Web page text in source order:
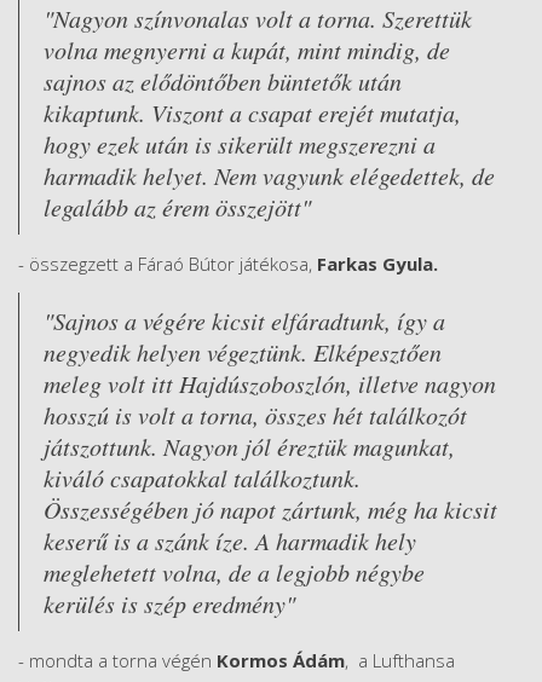
"Nagyon színvonalas volt a torna. Szerettük
volna megnyerni a kupát, mint mindig, de
sajnos az elődöntőben büntetők után
kikaptunk. Viszont a csapat erejét mutatja,
hogy ezek után is sikerült megszerezni a
harmadik helyet. Nem vagyunk elégedettek, de
legalább az érem összejött"
- összegzett a Fáraó Bútor játékosa, Farkas Gyula.
"Sajnos a végére kicsit elfáradtunk, így a
negyedik helyen végeztünk. Elképesztően
meleg volt itt Hajdúszoboszlón, illetve nagyon
hosszú is volt a torna, összes hét találkozót
játszottunk. Nagyon jól éreztük magunkat,
kiváló csapatokkal találkoztunk.
Összességében jó napot zártunk, még ha kicsit
keserű is a szánk íze. A harmadik hely
meglehetett volna, de a legjobb négybe
kerülés is szép eredmény"
- mondta a torna végén Kormos Ádám, a Lufthansa